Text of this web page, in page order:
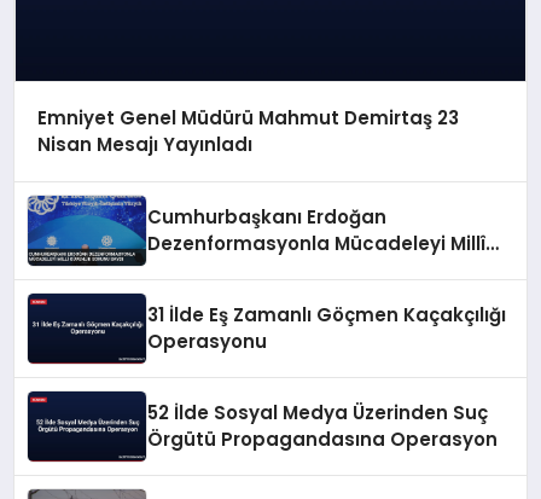
Emniyet Genel Müdürü Mahmut Demirtaş 23
Nisan Mesajı Yayınladı
Cumhurbaşkanı Erdoğan
Dezenformasyonla Mücadeleyi Millî
31 İlde Eş Zamanlı Göçmen Kaçakçılığı
Operasyonu
52 İlde Sosyal Medya Üzerinden Suç
Örgütü Propagandasına Operasyon